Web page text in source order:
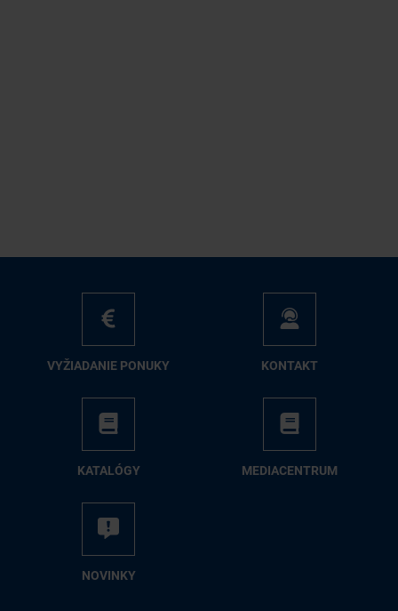
VY­ŽIA­DA­NIE PO­NU­KY KON­TAKT
KA­TA­LÓ­GY ME­DIA­CEN­TRUM
NO­VIN­KY